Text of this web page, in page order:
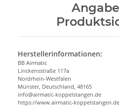
Herstellerinformationen:
BB Airmatic
Linckensstraße 117a
Nordrhein-Westfalen
Münster, Deutschland, 48165
info@airmatic-koppelstangen.de
https://www.airmatic-koppelstangen.de